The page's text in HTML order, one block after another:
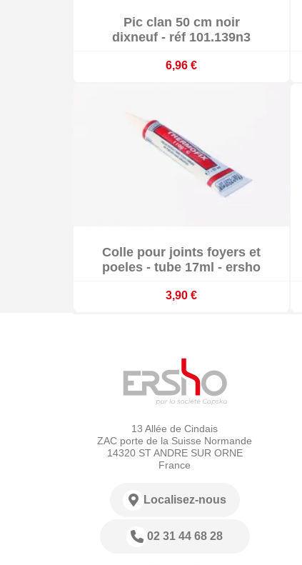
 Délai 15 jours ouvrés
Pic clan 50 cm noir
dixneuf - réf 101.139n3
6,96 €
En stock
Colle pour joints foyers et
poeles - tube 17ml - ersho
3,90 €
13 Allée de Cindais
ZAC porte de la Suisse Normande
14320 ST ANDRE SUR ORNE
France
Localisez-nous
02 31 44 68 28